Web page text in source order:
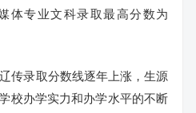
体专业文科录取最高分数为
传录取分数线逐年上涨，生源
校办学实力和办学水平的不断